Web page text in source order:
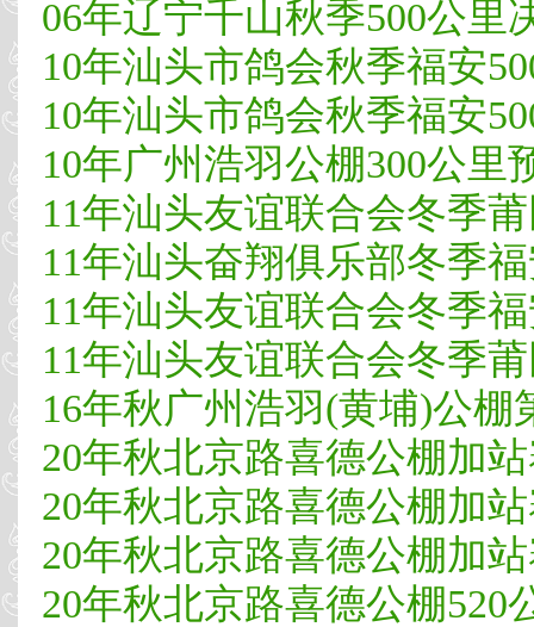
06年辽宁千山秋季500公里
10年汕头市鸽会秋季福安
10年汕头市鸽会秋季福安
10年广州浩羽公棚300公里
11年汕头友谊联合会冬季
11年汕头奋翔俱乐部冬季
11年汕头友谊联合会冬季
11年汕头友谊联合会冬季
16年秋广州浩羽(黄埔)公棚
20年秋北京路喜德公棚加
20年秋北京路喜德公棚加
20年秋北京路喜德公棚加
20年秋北京路喜德公棚520